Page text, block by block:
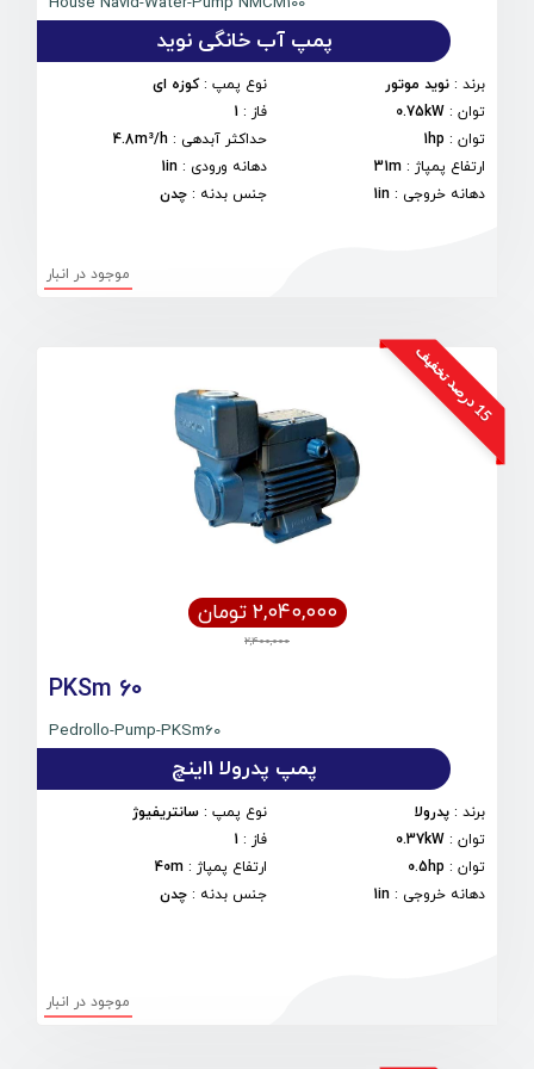
پمپ آب خانگی نوید
برند : نوید موتور نوع پمپ:کوزه ای
توان :
0.75kW فاز :
1
توان :
1hp حداکثر آبدهی :
4.8m³/h
ارتفاع پمپاژ :
31m دهانه ورودی :
1in
دهانه خروجی :
1in جنس بدنه : چدن
موجود در انبار
1
5
د
ر
ص
د
ت
خ
ف
ی
ف
۲,۰۴۰,۰۰۰ تومان
2,400,000
PKSm 60
Pedrollo-Pump-PKSm60
پمپ پدرولا 1اینچ
برند : پدرولا نوع پمپ: سانتریفیوژ
توان :
0.37kW فاز :
1
توان :
0.5hp ارتفاع پمپاژ :
40m
دهانه خروجی :
1in جنس بدنه : چدن
موجود در انبار